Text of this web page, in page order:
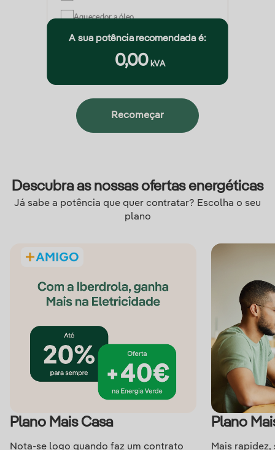
Aquecedor a óleo
Televisão
Placa de Indução
Máquina secar roupa
A sua potência recomendada é:
0,00 kVA
Recomeçar
Descubra as nossas ofertas energéticas
Já sabe a potência que quer contratar? Escolha o seu
plano
Plano Mais Casa
Nota-se logo quando faz um contrato
Plano
Mais